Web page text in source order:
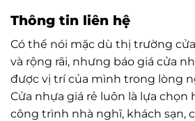
Thông tin liên hệ
Có thể nói mặc dù thị trường
và rộng rãi, nhưng báo giá cửa
được vị trí của mình trong lòng
Cửa nhựa giá rẻ luôn là lựa chọn
công trình nhà nghĩ, khách sạn,